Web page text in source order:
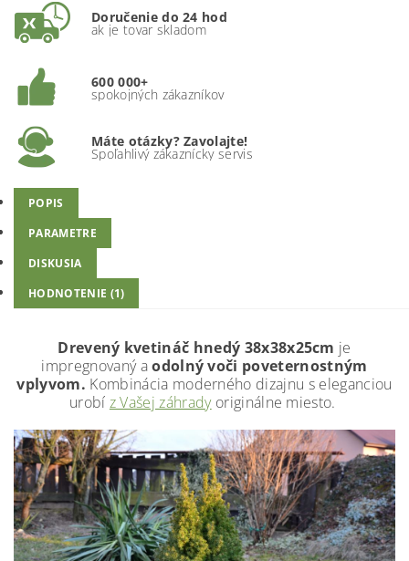
Doručenie do 24 hod
ak je tovar skladom
600 000+
spokojných zákazníkov
Máte otázky? Zavolajte!
Spoľahlivý zákaznícky servis
POPIS
PARAMETRE
DISKUSIA
HODNOTENIE (1)
Drevený kvetináč hnedý 38x38x25cm je
impregnovaný aodolný voči poveternostným
vplyvom. Kombinácia moderného dizajnu s eleganciou
urobí z Vašej záhradyoriginálne miesto.